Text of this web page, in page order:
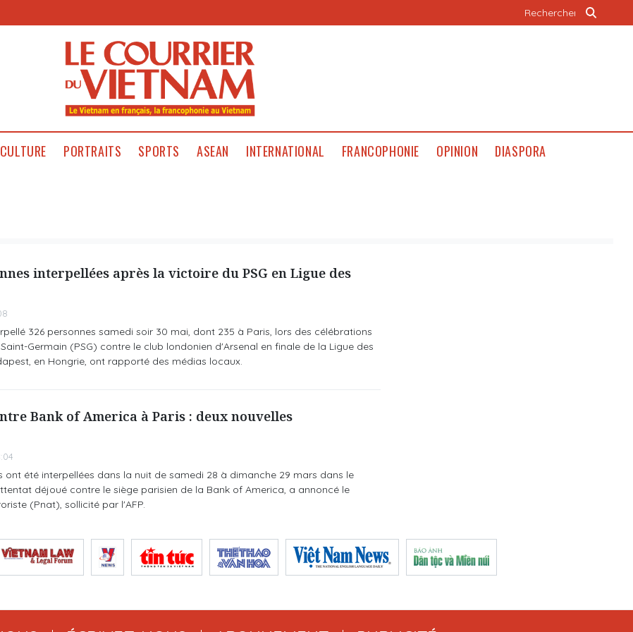
CULTURE PORTRAITS SPORTS ASEAN INTERNATIONAL FRANCOPHONIE OPINION DIASPORA
interpellées après la victoire du PSG en Ligue des
326 personnes samedi soir 30 mai, dont 235 à Paris, lors des célébrations
Germain (PSG) contre le club londonien d'Arsenal en finale de la Ligue des
en Hongrie, ont rapporté des médias locaux.
Bank of America à Paris : deux nouvelles
ont été interpellées dans la nuit de samedi 28 à dimanche 29 mars dans le
déjoué contre le siège parisien de la Bank of America, a annoncé le
(Pnat), sollicité par l'AFP.